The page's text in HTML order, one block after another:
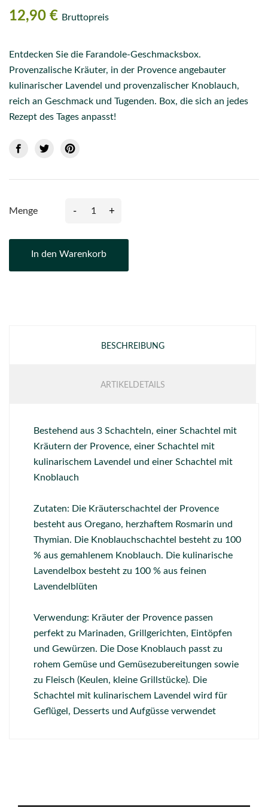
12,90 € Bruttopreis
Entdecken Sie die Farandole-Geschmacksbox.
Provenzalische Kräuter, in der Provence angebauter
kulinarischer Lavendel und provenzalischer Knoblauch,
reich an Geschmack und Tugenden. Box, die sich an jedes
Rezept des Tages anpasst!
Menge - +
In den Warenkorb
BESCHREIBUNG
ARTIKELDETAILS
Bestehend aus 3 Schachteln, einer Schachtel mit
Kräutern der Provence, einer Schachtel mit
kulinarischem Lavendel und einer Schachtel mit
Knoblauch
Zutaten: Die Kräuterschachtel der Provence
besteht aus Oregano, herzhaftem Rosmarin und
Thymian. Die Knoblauchschachtel besteht zu 100
% aus gemahlenem Knoblauch. Die kulinarische
Lavendelbox besteht zu 100 % aus feinen
Lavendelblüten
Verwendung: Kräuter der Provence passen
perfekt zu Marinaden, Grillgerichten, Eintöpfen
und Gewürzen. Die Dose Knoblauch passt zu
rohem Gemüse und Gemüsezubereitungen sowie
zu Fleisch (Keulen, kleine Grillstücke). Die
Schachtel mit kulinarischem Lavendel wird für
Geflügel, Desserts und Aufgüsse verwendet